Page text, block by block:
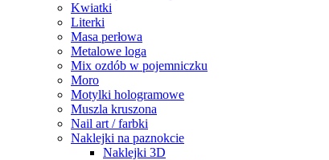
Kwiatki
Literki
Masa perłowa
Metalowe loga
Mix ozdób w pojemniczku
Moro
Motylki hologramowe
Muszla kruszona
Nail art / farbki
Naklejki na paznokcie
Naklejki 3D